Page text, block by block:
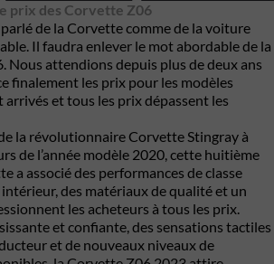
prix des Corvette Z06
de la Corvette comme de la voiture
Il faudra enlever le mot abordable de la
Nous attendions depuis plus de deux ans
finalement les prix pour les modèles
et tous les prix dépassent les
la révolutionnaire Corvette Stingray à
de l’année modèle 2020, cette huitième
a associé des performances de classe
des matériaux de qualité et un
les acheteurs à tous les prix.
et confiante, des sensations tactiles
et de nouveaux niveaux de